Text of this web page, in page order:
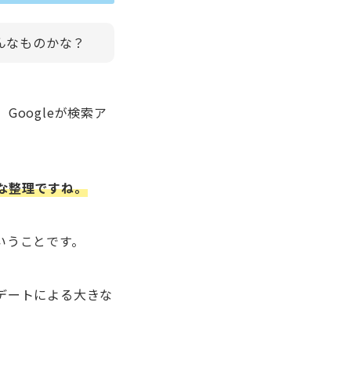
ものかな？
Googleが検索ア
整理ですね。
ことです。
ートによる大きな